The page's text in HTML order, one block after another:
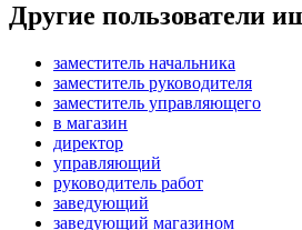
Другие пользователи
заместитель начальника
заместитель руководителя
заместитель управляющего
в магазин
директор
управляющий
руководитель работ
заведующий
заведующий магазином